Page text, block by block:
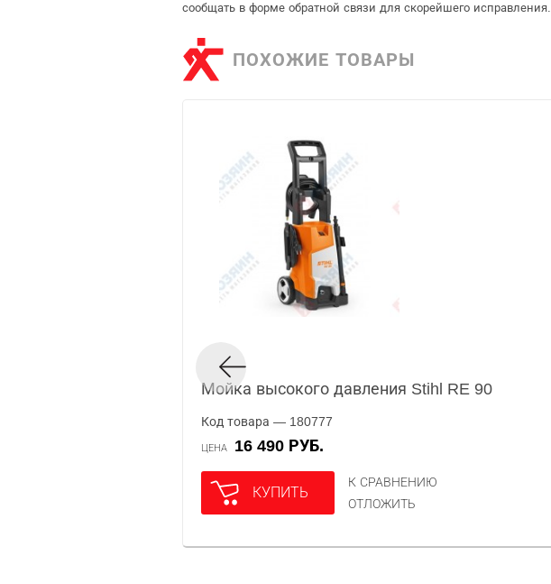
сообщать в форме обратной связи для скорейшего исправления.
ПОХОЖИЕ ТОВАРЫ
Мойка высокого давления Stihl RE 90
Код товара — 180777
ЦЕНА 16 490 РУБ.
КУПИТЬ
К СРАВНЕНИЮ
ОТЛОЖИТЬ